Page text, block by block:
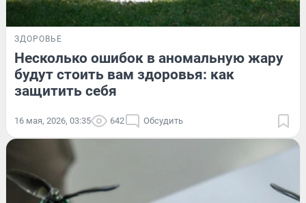
ЗДОРОВЬЕ
Несколько ошибок в аномальную жару
будут стоить вам здоровья: как
защитить себя
16 мая, 2026, 03:35 642 Обсудить